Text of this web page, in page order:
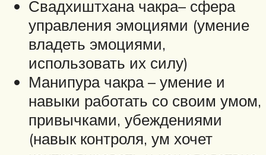
Свадхиштхана чакра– сфера
управления эмоциями (умение
владеть эмоциями,
использовать их силу)
Манипура чакра – умение и
навыки работать со своим умом,
привычками, убеждениями
(навык контроля, ум хочет